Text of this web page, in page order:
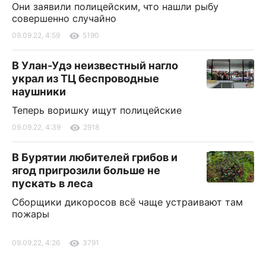
Они заявили полицейским, что нашли рыбу
совершенно случайно
09.09.22, 4:59 5190
В Улан-Удэ неизвестный нагло
украл из ТЦ беспроводные
наушники
Теперь воришку ищут полицейские
09.09.22, 4:39 2918
В Бурятии любителей грибов и
ягод пригрозили больше не
пускать в леса
Сборщики дикоросов всё чаще устраивают там
пожары
09.09.22, 4:26 3791